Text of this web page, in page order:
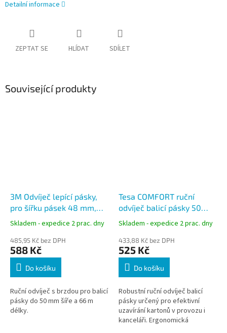
Detailní informace
ZEPTAT SE HLÍDAT SDÍLET
Související produkty
3M Odvíječ lepící pásky,
pro šířku pásek 48 mm,
nastavitelná brzda, TI -
Skladem - expedice 2 prac. dny
485,95 Kč bez DPH
588 Kč
Do košíku
Ruční odvíječ s brzdou pro balicí
pásky do 50 mm šíře a 66 m
délky.
Tesa COMFORT ruční
odvíječ balicí pásky 50
mm x 66 m (tesapack
Skladem - expedice 2 prac. dny
433,88 Kč bez DPH
525 Kč
Do košíku
Robustní ruční odvíječ balicí
pásky určený pro efektivní
uzavírání kartonů v provozu i
kanceláři. Ergonomická